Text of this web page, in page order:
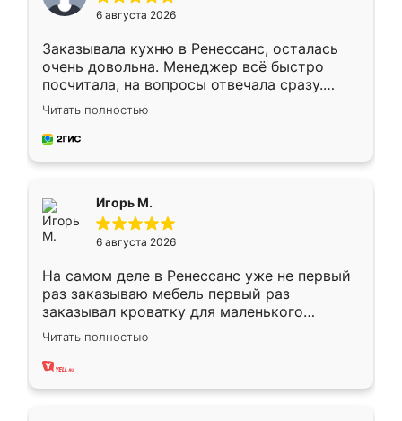
6 августа 2026
Заказывала кухню в Ренессанс, осталась
очень довольна. Менеджер всё быстро
посчитала, на вопросы отвечала сразу.
Замерщик приехал в субботу, подошёл к
делу со всей ответственностью. Собрали
за день, ребята работали аккуратно, даже
Читать полностью
Игорь М.
6 августа 2026
На самом деле в Ренессанс уже не первый
раз заказываю мебель первый раз
заказывал кроватку для маленького
ребёнка при его рождении ,во второй раз
заказал шкаф-купе. По качеству очень
хорошее сборка достаточно быстрая,
Читать полностью